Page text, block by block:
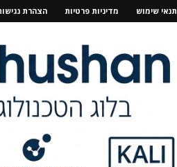
תנאי שימוש מדיניות פרטיות הצהרת